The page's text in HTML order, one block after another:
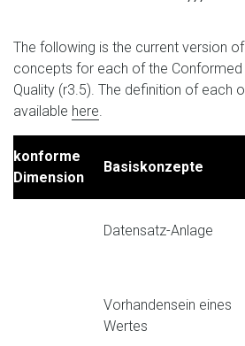
The following is the current version
concepts for each of the Conformed
Quality (r3.5). The definition of each
available here
konforme
Dimension
Basiskonzepte
Datensatz-Anlage
Vorhandensein eines
Wertes